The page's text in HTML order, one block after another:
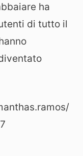
ha
di tutto il